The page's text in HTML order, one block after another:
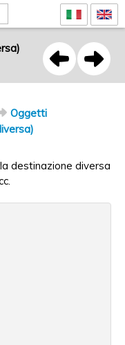
Oggetti
destinazione diversa